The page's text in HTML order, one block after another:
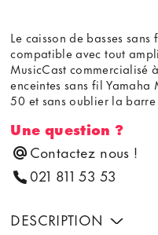
Le caisson de basses
compatible avec tout
MusicCast commercialisé
enceintes sans fil Yamaha
50 et sans oublier la
Une question ?
Contactez nous !
021 811 53 53
DESCRIPTION